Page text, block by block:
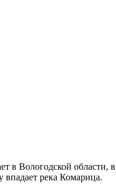
в Вологодской области,
река Комарица.